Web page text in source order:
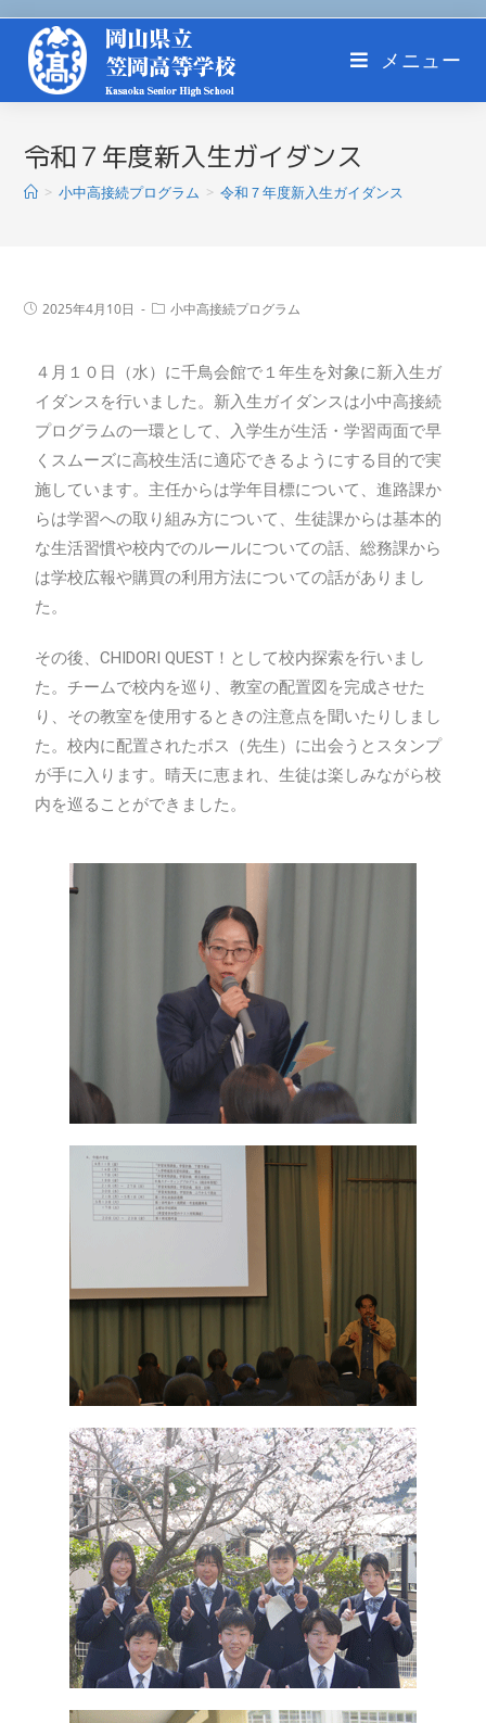
メニュー
令和７年度新入生ガイダンス
> 小中高接続プログラム > 令和７年度新入生ガイダンス
2025年4月10日 小中高接続プログラム
４月１０日（水）に千鳥会館で１年生を対象に新入生ガ
イダンスを行いました。新入生ガイダンスは小中高接続
プログラムの一環として、入学生が生活・学習両面で早
くスムーズに高校生活に適応できるようにする目的で実
施しています。主任からは学年目標について、進路課か
らは学習への取り組み方について、生徒課からは基本的
な生活習慣や校内でのルールについての話、総務課から
は学校広報や購買の利用方法についての話がありまし
た。
その後、CHIDORI QUEST！として校内探索を行いまし
た。チームで校内を巡り、教室の配置図を完成させた
り、その教室を使用するときの注意点を聞いたりしまし
た。校内に配置されたボス（先生）に出会うとスタンプ
が手に入ります。晴天に恵まれ、生徒は楽しみながら校
内を巡ることができました。